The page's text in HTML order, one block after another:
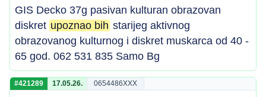
GIS Decko 37g pasivan kulturan obrazovan
diskret upoznao bih starijeg aktivnog
obrazovanog kulturnog i diskret muskarca od 40 -
65 god. 062 531 835 Samo Bg
#421289 17.05.26. 0654486XXX